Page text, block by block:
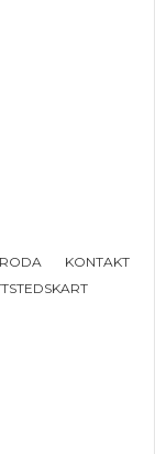
KONTAKT